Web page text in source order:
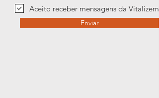
Aceito receber mensagens da Vitalizem
Enviar